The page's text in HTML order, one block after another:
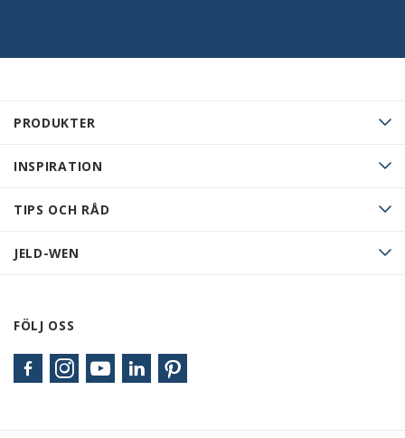
PRODUKTER
INSPIRATION
TIPS OCH RÅD
JELD-WEN
FÖLJ OSS